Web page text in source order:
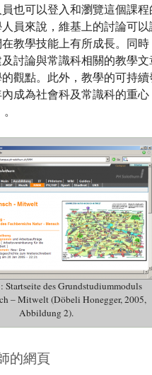
也可以登入和瀏覽這個課程
員來說，維基上的討論可
教學技能上有所成長。同
討論與常識科相關的教學
觀點。此外，教學的可持
成為社會科及常識科的重
des Grundstudiummoduls
– Mitwelt (Döbeli Honegger, 2005,
Abbildung 2).
的網頁